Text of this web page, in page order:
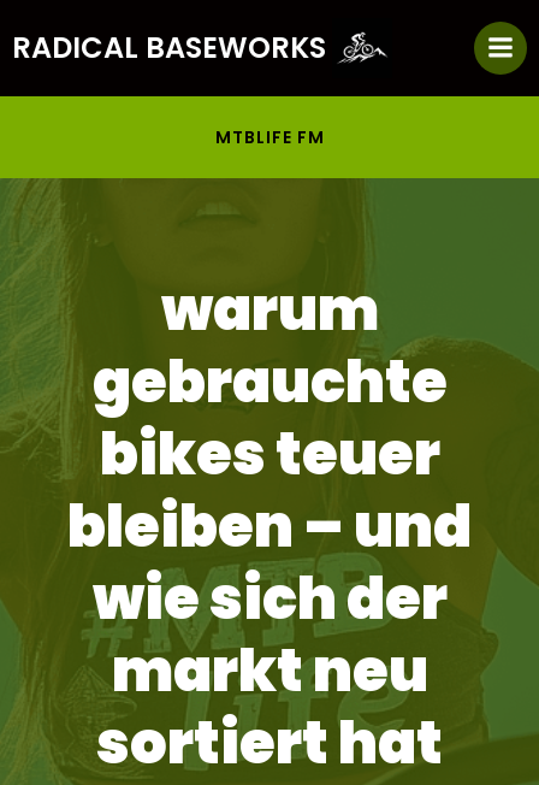
Inhalt
springen
RADICAL BASEWORKS
MTBLIFE FM
warum
gebrauchte
bikes teuer
bleiben – und
wie sich der
markt neu
sortiert hat